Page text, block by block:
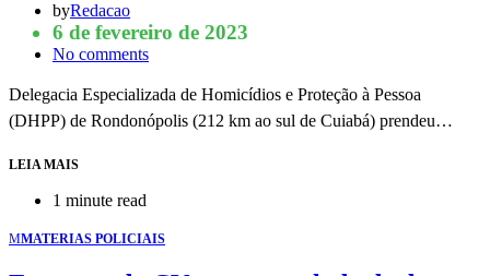
byRedacao
6 de fevereiro de 2023
No comments
Delegacia Especializada de Homicídios e Proteção à Pessoa
(DHPP) de Rondonópolis (212 km ao sul de Cuiabá) prendeu…
LEIA MAIS
1 minute read
MMATERIAS POLICIAIS